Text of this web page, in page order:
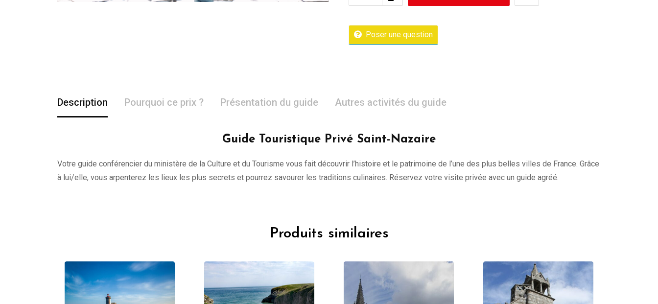
Poser une question
Description Pourquoi ce prix ? Présentation du guide Autres activités du guide
Guide Touristique Privé Saint-Nazaire
Votre guide conférencier du ministère de la Culture et du Tourisme vous fait découvrir l’histoire et le patrimoine de l’une des plus belles villes de France. Grâce
à lui/elle, vous arpenterez les lieux les plus secrets et pourrez savourer les traditions culinaires. Réservez votre visite privée avec un guide agréé.
Produits similaires